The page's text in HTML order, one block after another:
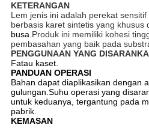
KETERANGAN
Lem jenis ini adalah perekat
berbasis karet sintetis yang khusus
busa.Produk ini memiliki kohesi
pembasahan yang baik pada
PENGGUNAAN YANG
Fatau kaset.
PANDUAN OPERASI
Bahan dapat diaplikasikan dengan
gulungan.Suhu operasi yang
untuk keduanya, tergantung pada
pabrik.
KEMASAN